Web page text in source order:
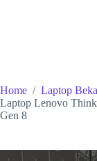
Home / Laptop
Laptop Lenovo
Gen 8